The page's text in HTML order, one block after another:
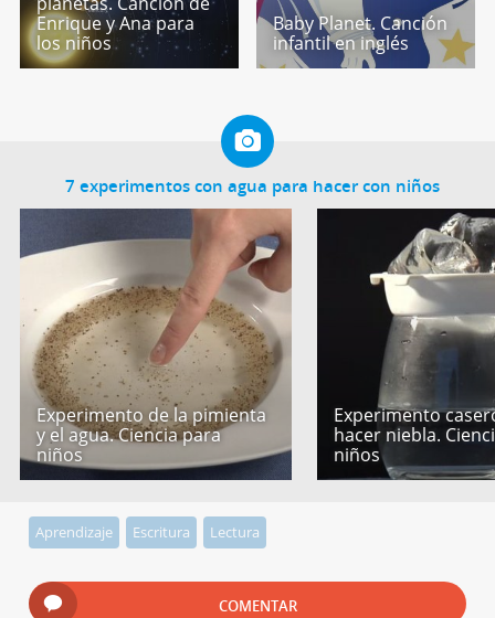
Enrique y Ana para
los niños
Baby Planet. Canción
infantil en inglés
7 experimentos con agua para hacer con niños
Experimento de la pimienta
y el agua. Ciencia para
niños
Experimento
hacer niebla.
niños
Aprendizaje Escritura Lectura
COMENTAR